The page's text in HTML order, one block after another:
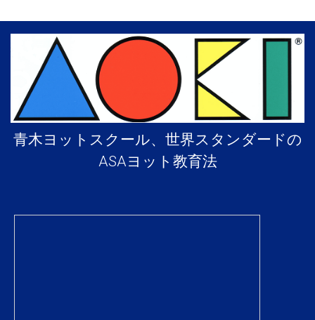
青木ヨットスクール、世界スタンダードの
ASAヨット教育法